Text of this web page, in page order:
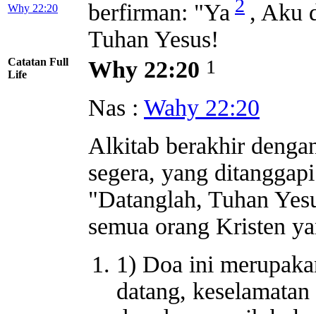
Why 22:20
berfirman: "Ya 2 , Aku
Tuhan Yesus!
Catatan Full
Life
Why 22:20 1
Nas : Wahy 22:20
Alkitab berakhir
segera, yang
"Datanglah, Tuhan
semua orang Kristen
1) Doa ini
datang,